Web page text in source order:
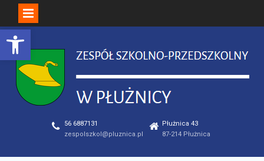
Open toolbar
Skip
to
content
56 6887131
zespolszkol@pluznica.pl
Płużnica 43
87-214 Płużnica